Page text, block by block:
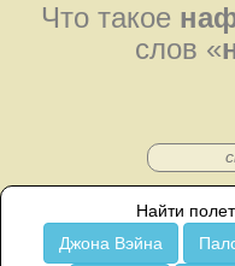
Что такое
слов «
Найти
Джона Вэйна